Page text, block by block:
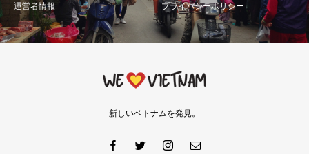
運営者情報 プライバシーポリシー
新しいベトナムを発見。